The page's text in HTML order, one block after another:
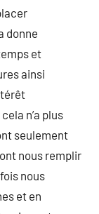
donne
et
ainsi
n’a plus
seulement
nous remplir
nous
et en